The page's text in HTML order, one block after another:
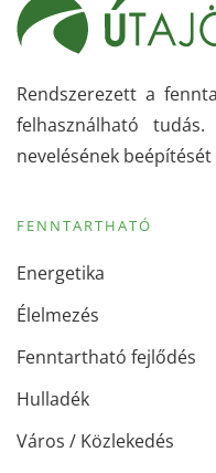
Rendszerezett a
felhasználható
nevelésének
FENNTARTHATÓ
Energetika
Élelmezés
Fenntartható fejlődés
Hulladék
Város / Közlekedés